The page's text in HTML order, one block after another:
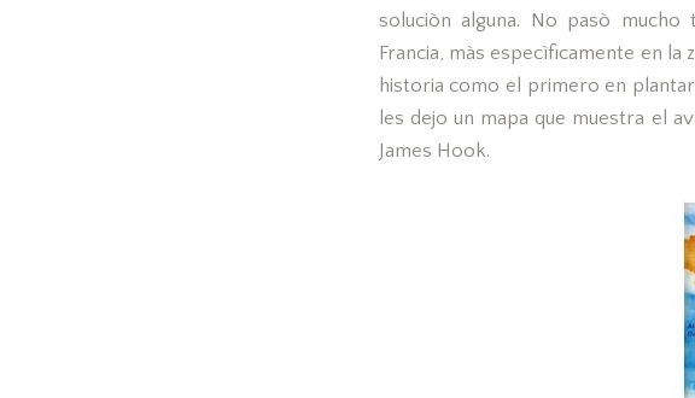
soluciòn alguna. No pasò mucho
Francia, màs especìficamente en la
historia como el primero en
les dejo un mapa que muestra el
James Hook.